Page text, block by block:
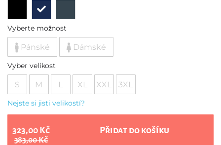
Vyberte možnost
Pánské Dámské
Vyber velikost
S M L XL XXL 3XL
Nejste si jisti velikostí?
323,00 Kč
383,00 Kč
Přidat do košíku